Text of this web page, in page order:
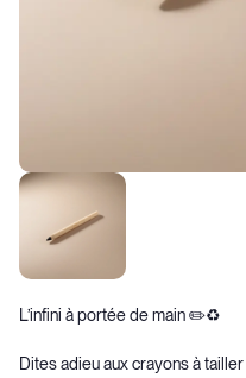
L’infini à portée de main ✏️♻️
Dites adieu aux crayons à